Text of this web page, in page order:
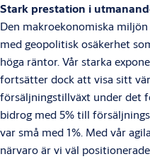
Stark prestation i
Den makroekonomiska
med geopolitisk osäkerhet
höga räntor. Vår starka
fortsätter dock att visa sitt
försäljningstillväxt under det
bidrog med 5% till
var små med 1%. Med vår
närvaro är vi väl